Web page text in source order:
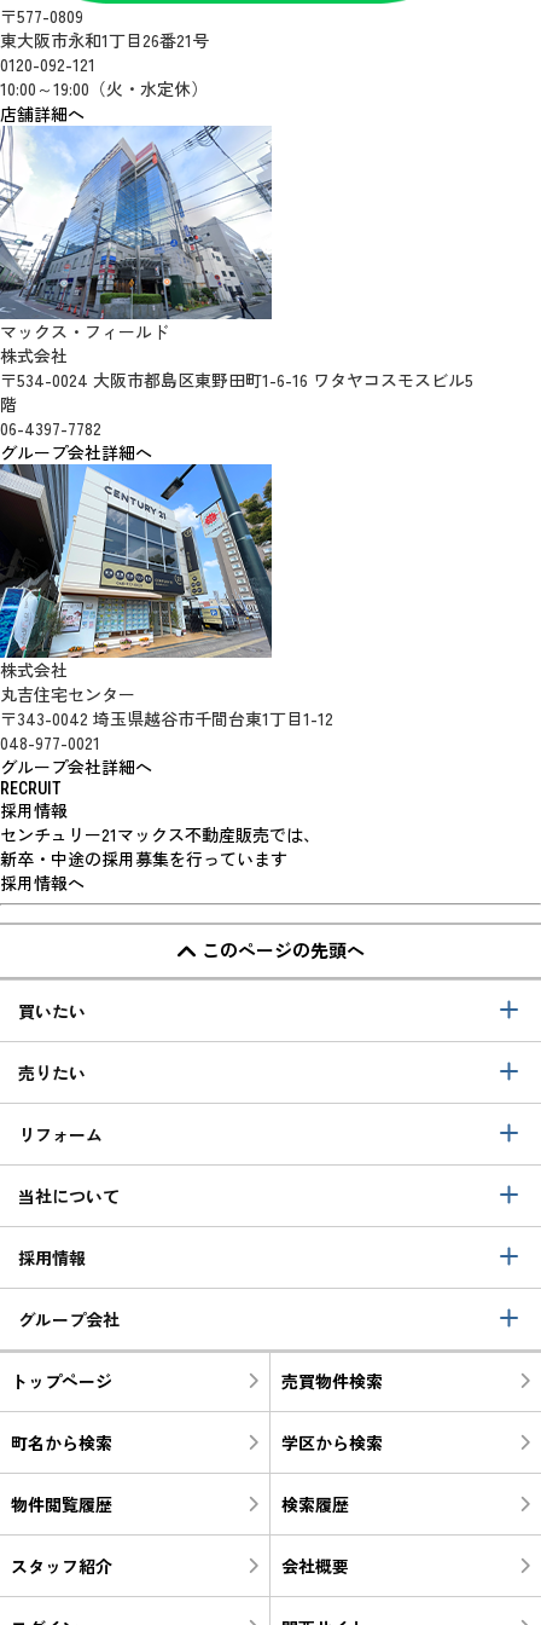
〒577-0809
東大阪市永和1丁目26番21号
0120-092-121
10:00～19:00（火・水定休）
店舗詳細へ
マックス・フィールド
株式会社
〒534-0024 大阪市都島区東野田町1-6-16 ワタヤコスモスビル5
階
06-4397-7782
グループ会社詳細へ
株式会社
丸吉住宅センター
〒343-0042 埼玉県越谷市千間台東1丁目1-12
048-977-0021
グループ会社詳細へ
RECRUIT
採用情報
センチュリー21マックス不動産販売では、
新卒・中途の採用募集を行っています
採用情報へ
このページの先頭へ
買いたい
売りたい
リフォーム
当社について
採用情報
グループ会社
トップページ 売買物件検索
町名から検索 学区から検索
物件閲覧履歴 検索履歴
スタッフ紹介 会社概要